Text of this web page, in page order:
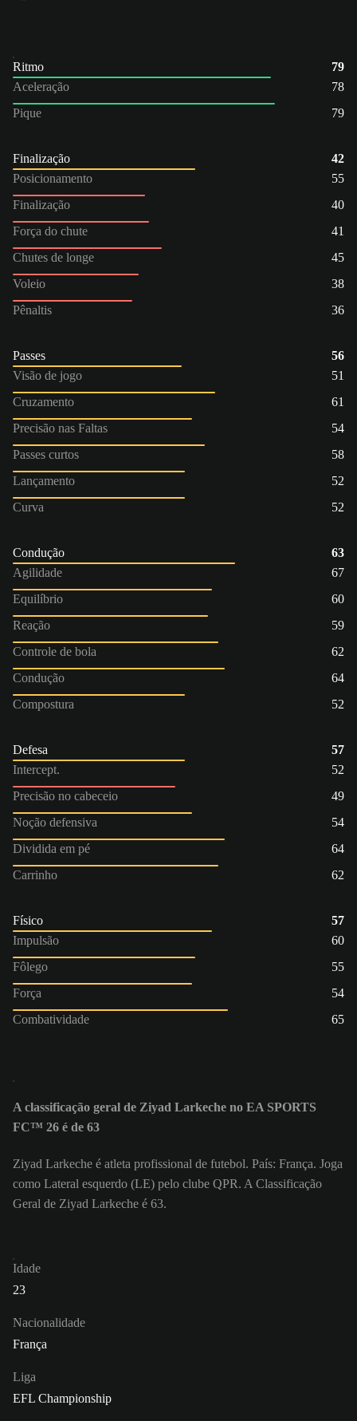
Ritmo
79
Aceleração
78
Pique
79
Finalização
42
Posicionamento
55
Finalização
40
Força do chute
41
Chutes de longe
45
Voleio
38
Pênaltis
36
Passes
56
Visão de jogo
51
Cruzamento
61
Precisão nas Faltas
54
Passes curtos
58
Lançamento
52
Curva
52
Condução
63
Agilidade
67
Equilíbrio
60
Reação
59
Controle de bola
62
Condução
64
Compostura
52
Defesa
57
Intercept.
52
Precisão no cabeceio
49
Noção defensiva
54
Dividida em pé
64
Carrinho
62
Físico
57
Impulsão
60
Fôlego
55
Força
54
Combatividade
65
A classificação geral de Ziyad Larkeche no EA SPORTS
FC™ 26 é de 63
Ziyad Larkeche é atleta profissional de futebol. País: França. Joga
como Lateral esquerdo (LE) pelo clube QPR. A Classificação
Geral de Ziyad Larkeche é 63.
Idade
23
Nacionalidade
França
Liga
EFL Championship